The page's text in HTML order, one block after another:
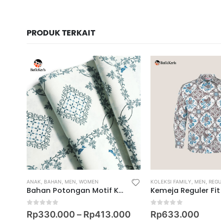
PRODUK TERKAIT
,SLIM FIT SHIRT
ANAK BAHAN MEN WOMEN
Bahan Potongan Motif Keris Harashta
0out of 5
Rp330.000 – Rp413.000
KOLEKSI FAMILY MEN REGULAR
0 out of 5
Rp633.000